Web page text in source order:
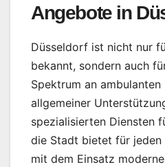
Angebote in
Düsseldorf ist nicht nur
bekannt, sondern auch
Spektrum an
allgemeiner
spezialisierten Diensten
die Stadt bietet für jeden
mit dem Einsatz